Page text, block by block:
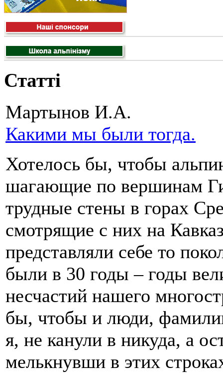
Статті
Мартынов И.А.
Какими мы были тогда.
Хотелось бы, чтобы
шагающие по вершинам
трудные стены в горах
смотрящие с них на
представляли себе то
были в 30 годы – годы
несчастий нашего
бы, чтобы и люди,
я, не канули в никуда, а
мелькнувши в этих